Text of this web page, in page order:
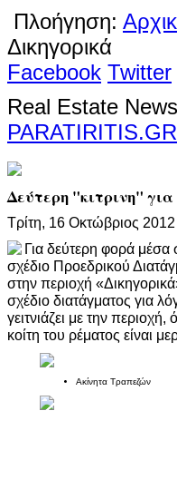
Πλοήγηση:
Δικηγορικά
Facebook Twitter
Real Estate News
PARATIRITIS.GR
Δεύτερη "κιτρινη"
Τρίτη, 16 Οκτώβριος
Για δεύτερη φορά μέσα
σχέδιο Προεδρικού
στην περιοχή
σχέδιο διατάγματος για
γειτνιάζει με την
κοίτη του ρέματος είναι
Ακίνητα Τραπεζών